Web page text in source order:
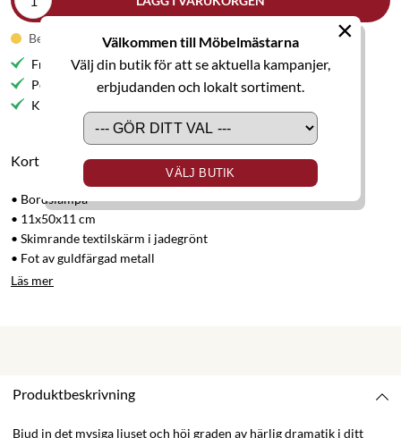
Välkommen till Möbelmästarna
Välj din butik för att se aktuella kampanjer,
erbjudanden och lokalt sortiment.
VÄLJ BUTIK
×
Beställningsvara
Fri frakt till butik
Personlig service
Kvalitetsmöbler
Kort produktbeskrivning
• Bordslampa
• 11x50x11 cm
• Skimrande textilskärm i jadegrönt
• Fot av guldfärgad metall
Läs mer
Produktbeskrivning
Bjud in det mysiga ljuset och höj graden av härlig dramatik i ditt